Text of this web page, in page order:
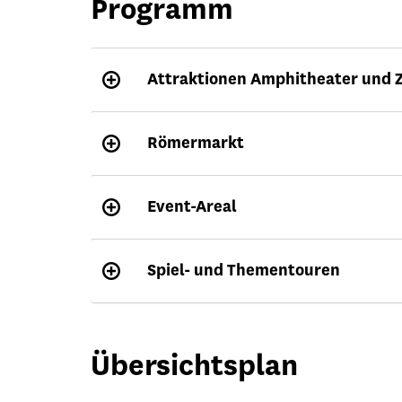
Programm
Attraktionen Amphitheater und
Römermarkt
Event-Areal
Spiel- und Thementouren
Übersichtsplan